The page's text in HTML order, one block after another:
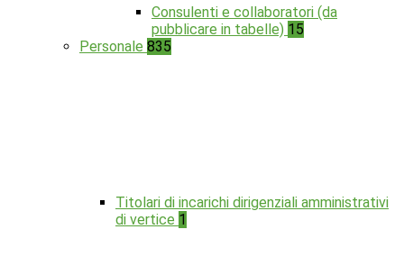
Consulenti e collaboratori (da
pubblicare in tabelle) 15
Personale 835
Titolari di incarichi dirigenziali amministrativi
di vertice 1